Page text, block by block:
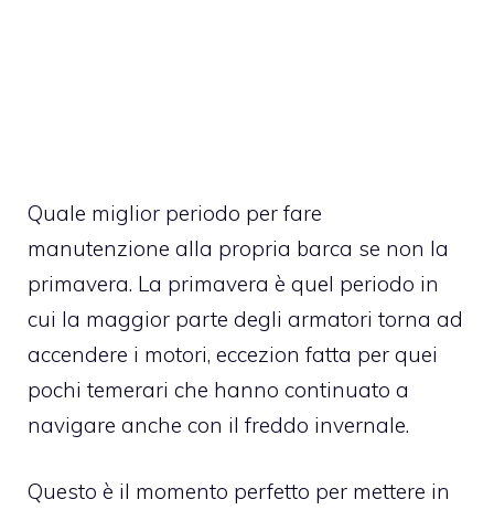
Quale miglior periodo per fare
manutenzione alla propria barca se non la
primavera. La primavera è quel periodo in
cui la maggior parte degli armatori torna ad
accendere i motori, eccezion fatta per quei
pochi temerari che hanno continuato a
navigare anche con il freddo invernale.
Questo è il momento perfetto per mettere in